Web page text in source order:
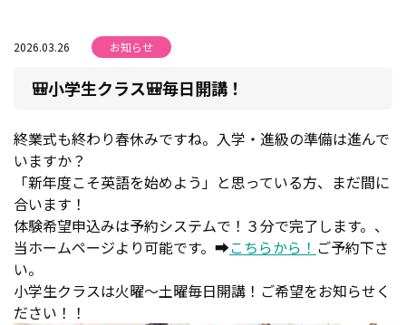
2026.03.26 お知らせ
🎒小学生クラス🎒毎日開講！
終業式も終わり春休みですね。入学・進級の準備は進んで
いますか？
「新年度こそ英語を始めよう」と思っている方、まだ間に
合います！
体験希望申込みは予約システムで！３分で完了します。、
当ホームページより可能です。➡こちらから！ ご予約下さ
い。
小学生クラスは火曜～土曜毎日開講！ご希望をお知らせく
ださい！！